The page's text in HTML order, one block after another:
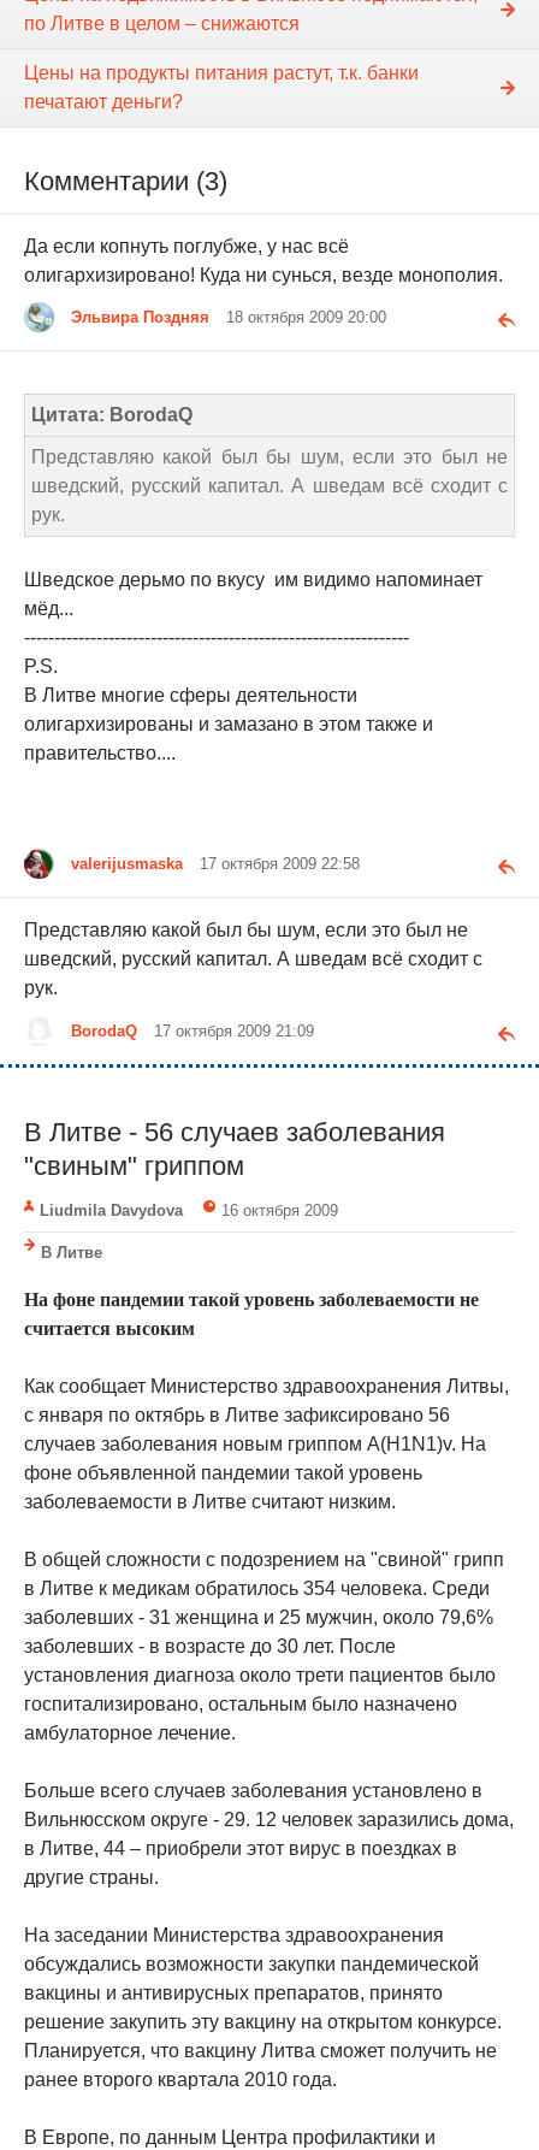
по Литве в целом – снижаются
Цены на продукты питания растут, т.к. банки
печатают деньги?
Комментарии (3)
Да если копнуть поглубже, у нас всё
олигархизировано! Куда ни сунься, везде монополия.
Эльвира Поздняя 18 октября 2009 20:00
Цитата: BorodaQ
Представляю какой был бы шум, если это был не
шведский, русский капитал. А шведам всё сходит с
рук.
Шведское дерьмо по вкусу им видимо напоминает
мёд...
----------------------------------------------------------------
P.S.
В Литве многие сферы деятельности
олигархизированы и замазано в этом также и
правительство....
valerijusmaska 17 октября 2009 22:58
Представляю какой был бы шум, если это был не
шведский, русский капитал. А шведам всё сходит с
рук.
BorodaQ 17 октября 2009 21:09
В Литве - 56 случаев заболевания
"свиным" гриппом
Liudmila Davydova 16 октября 2009
В Литве
На фоне пандемии такой уровень заболеваемости не
считается высоким
Как сообщает Министерство здравоохранения Литвы,
с января по октябрь в Литве зафиксировано 56
случаев заболевания новым гриппом A(H1N1)v. На
фоне объявленной пандемии такой уровень
заболеваемости в Литве считают низким.
В общей сложности с подозрением на "свиной" грипп
в Литве к медикам обратилось 354 человека. Среди
заболевших - 31 женщина и 25 мужчин, около 79,6%
заболевших - в возрасте до 30 лет. После
установления диагноза около трети пациентов было
госпитализировано, остальным было назначено
амбулаторное лечение.
Больше всего случаев заболевания установлено в
Вильнюсском округе - 29. 12 человек заразились дома,
в Литве, 44 – приобрели этот вирус в поездках в
другие страны.
На заседании Министерства здравоохранения
обсуждались возможности закупки пандемической
вакцины и антивирусных препаратов, принято
решение закупить эту вакцину на открытом конкурсе.
Планируется, что вакцину Литва сможет получить не
ранее второго квартала 2010 года.
В Европе, по данным Центра профилактики и